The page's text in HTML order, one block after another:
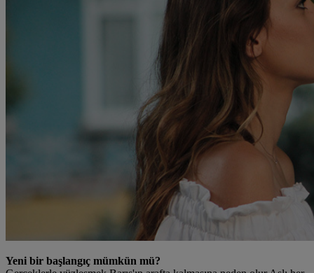
Yeni bir başlangıç mümkün mü?